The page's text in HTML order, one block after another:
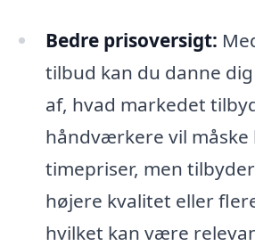
Bedre prisoversigt:
tilbud kan du danne
af, hvad markedet
håndværkere vil måske
timepriser, men
højere kvalitet eller
hvilket kan være